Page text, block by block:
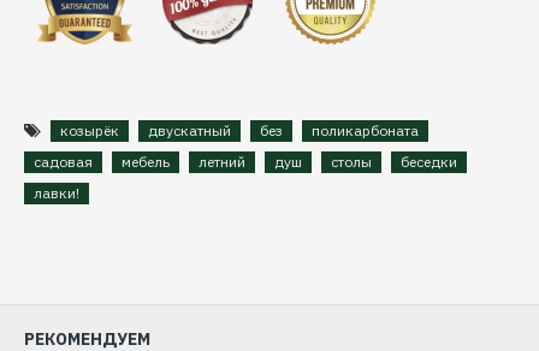
козырёк двускатный без
поликарбоната
садовая
мебель летний душ столы
беседки
лавки!
РЕКОМЕНДУЕМ